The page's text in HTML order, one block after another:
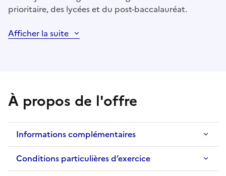
prioritaire, des lycées et du post-baccalauréat.
Afficher la suite
À propos de l'offre
Informations complémentaires
Conditions particulières d’exercice